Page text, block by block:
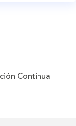
Continua